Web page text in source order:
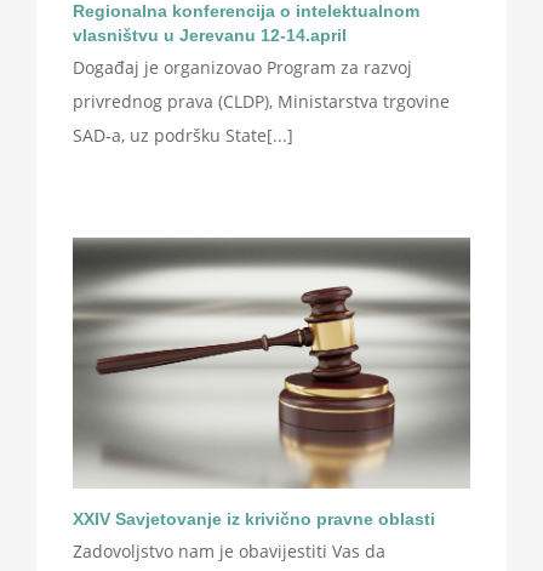
Regionalna konferencija o intelektualnom
vlasništvu u Jerevanu 12-14.april
Događaj je organizovao Program za razvoj
privrednog prava (CLDP), Ministarstva trgovine
SAD-a, uz podršku State[...]
XXIV Savjetovanje iz krivično pravne oblasti
Zadovoljstvo nam je obavijestiti Vas da